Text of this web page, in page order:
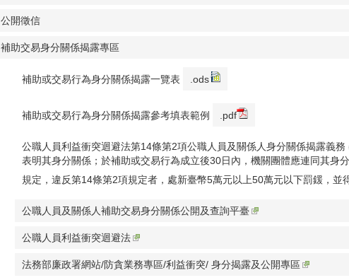
公開徵信
補助交易身分關係揭露專區
補助或交易行為身分關係揭露一覽表 .ods
補助或交易行為身分關係揭露參考填表範例 .pdf
公職人員利益衝突迴避法第14條第2項公職人員及關係人身分關係揭露義
表明其身分關係；於補助或交易行為成立後30日內，機關團體應連同其身
規定，違反第14條第2項規定者，處新臺幣5萬元以上50萬元以下罰鍰，並
公職人員及關係人補助交易身分關係公開及查詢平臺
公職人員利益衝突迴避法
法務部廉政署網站/防貪業務專區/利益衝突/ 身分揭露及公開專區